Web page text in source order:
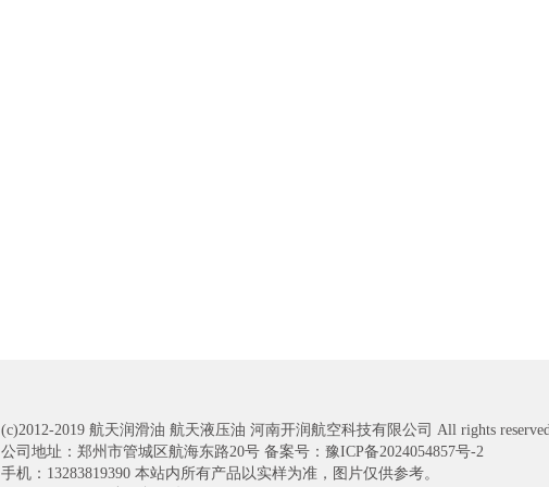
(c)2012-2019 航天润滑油 航天液压油 河南开润航空科技有限公司 All rights
公司地址：郑州市管城区航海东路20号 备案号： 豫ICP备2024054857号-2
手机：13283819390 本站内所有产品以实样为准，图片仅供参考。